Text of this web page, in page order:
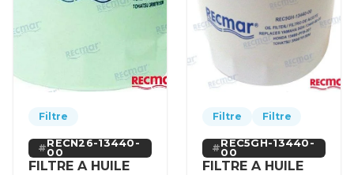
Filtre
RECN26-13440-
00
FILTRE A HUILE
Filtre Filtre
REC5GH-13440-
00
FILTRE A HUILE